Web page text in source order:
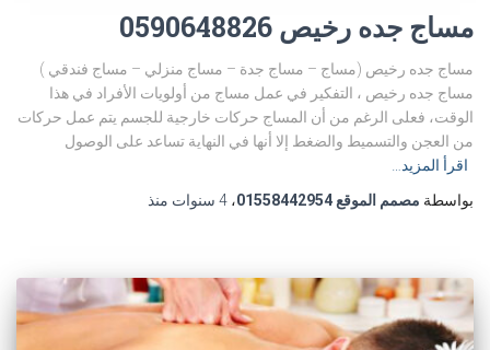
مساج جده رخيص 0590648826
مساج جده رخيص (مساج – مساج جدة – مساج منزلي – مساج فندقي )
مساج جده رخيص ، التفكير في عمل مساج من أولويات الأفراد في هذا
الوقت، فعلى الرغم من أن المساج حركات خارجية للجسم يتم عمل حركات
من العجن والتسميط والضغط إلا أنها في النهاية تساعد على الوصول
اقرأ المزيد…
بواسطة مصمم الموقع 01558442954 ، 4 سنوات منذ